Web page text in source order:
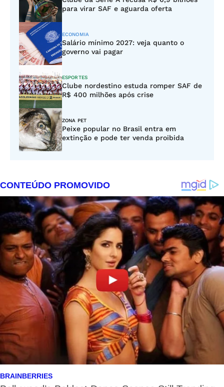
para virar SAF e aguarda oferta
ECONOMIA
Salário mínimo 2027: veja quanto o
governo vai pagar
ESPORTES
Clube nordestino estuda romper SAF de
R$ 400 milhões após crise
ZONA PET
Peixe popular no Brasil entra em
extinção e pode ter venda proibida